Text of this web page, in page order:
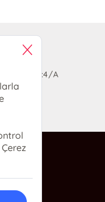
Girişi No:4/A
71